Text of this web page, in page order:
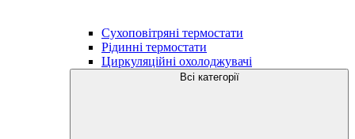
Сухоповітряні термостати
Рідинні термостати
Циркуляційні охолоджувачі
Всі категорії